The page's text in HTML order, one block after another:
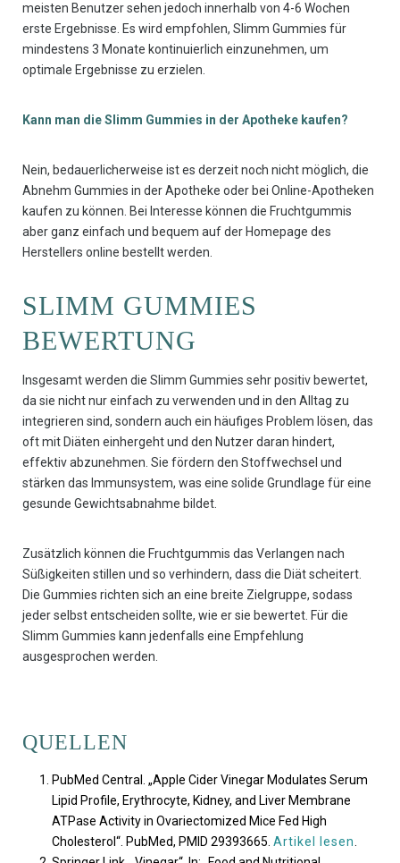
meisten Benutzer sehen jedoch innerhalb von 4-6 Wochen
erste Ergebnisse. Es wird empfohlen, Slimm Gummies für
mindestens 3 Monate kontinuierlich einzunehmen, um
optimale Ergebnisse zu erzielen.
Kann man die Slimm Gummies in der Apotheke kaufen?
Nein, bedauerlicherweise ist es derzeit noch nicht möglich, die
Abnehm Gummies in der Apotheke oder bei Online-Apotheken
kaufen zu können. Bei Interesse können die Fruchtgummis
aber ganz einfach und bequem auf der Homepage des
Herstellers online bestellt werden.
SLIMM GUMMIES
BEWERTUNG
Insgesamt werden die Slimm Gummies sehr positiv bewertet,
da sie nicht nur einfach zu verwenden und in den Alltag zu
integrieren sind, sondern auch ein häufiges Problem lösen, das
oft mit Diäten einhergeht und den Nutzer daran hindert,
effektiv abzunehmen. Sie fördern den Stoffwechsel und
stärken das Immunsystem, was eine solide Grundlage für eine
gesunde Gewichtsabnahme bildet.
Zusätzlich können die Fruchtgummis das Verlangen nach
Süßigkeiten stillen und so verhindern, dass die Diät scheitert.
Die Gummies richten sich an eine breite Zielgruppe, sodass
jeder selbst entscheiden sollte, wie er sie bewertet. Für die
Slimm Gummies kann jedenfalls eine Empfehlung
ausgesprochen werden.
QUELLEN
PubMed Central. „Apple Cider Vinegar Modulates Serum
Lipid Profile, Erythrocyte, Kidney, and Liver Membrane
ATPase Activity in Ovariectomized Mice Fed High
Cholesterol“. PubMed, PMID 29393665. Artikel lesen.